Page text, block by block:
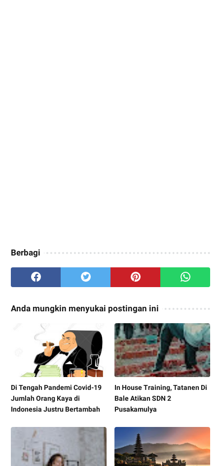
Berbagi
Anda mungkin menyukai postingan ini
Di Tengah Pandemi Covid-19
Jumlah Orang Kaya di
Indonesia Justru Bertambah
In House Training, Tatanen Di
Bale Atikan SDN 2
Pusakamulya